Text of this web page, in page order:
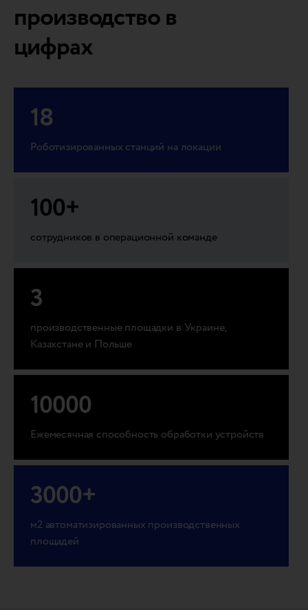
производство в
цифрах
18
Роботизированных станций на локации
100+
сотрудников в операционной команде
3
производственные площадки в Украине,
Казахстане и Польше
10000
Ежемесячная способность обработки устройств
3000+
м2 автоматизированных производственных
площадей